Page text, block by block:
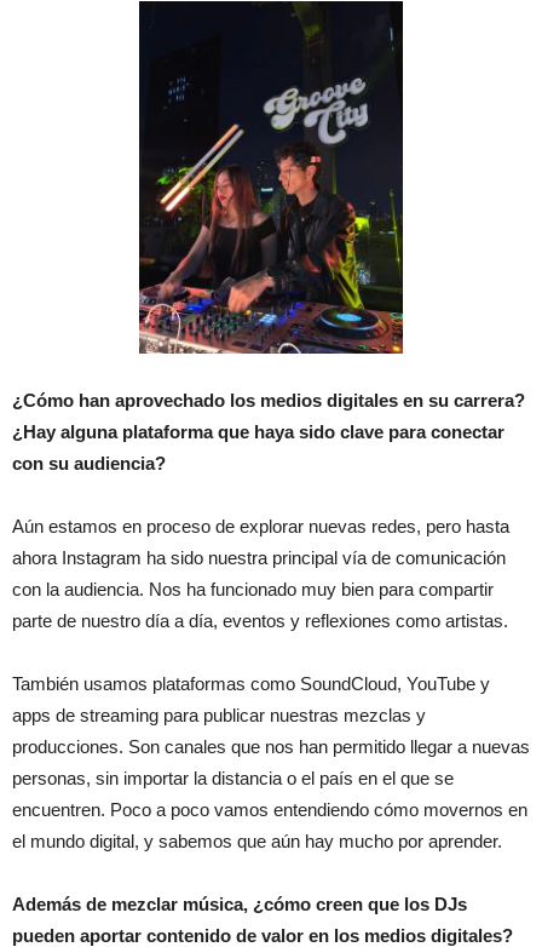
¿Cómo han aprovechado los medios digitales en su carrera?
¿Hay alguna plataforma que haya sido clave para conectar
con su audiencia?
Aún estamos en proceso de explorar nuevas redes, pero hasta
ahora Instagram ha sido nuestra principal vía de comunicación
con la audiencia. Nos ha funcionado muy bien para compartir
parte de nuestro día a día, eventos y reflexiones como artistas.
También usamos plataformas como SoundCloud, YouTube y
apps de streaming para publicar nuestras mezclas y
producciones. Son canales que nos han permitido llegar a nuevas
personas, sin importar la distancia o el país en el que se
encuentren. Poco a poco vamos entendiendo cómo movernos en
el mundo digital, y sabemos que aún hay mucho por aprender.
Además de mezclar música, ¿cómo creen que los DJs
pueden aportar contenido de valor en los medios digitales?